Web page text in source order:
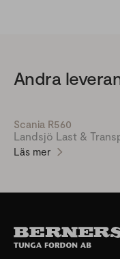
Andra
Scania R560
Landsjö Last &
Läs mer